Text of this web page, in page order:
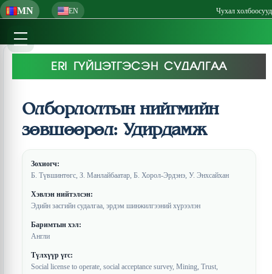
MN EN Чухал холбоосууд
ERI ГҮЙЦЭТГЭСЭН СУДАЛГАА
Олборлолтын нийгмийн
зөвшөөрөл: Удирдамж
Зохиогч:
Б. Түвшинтөгс, З. Манлайбаатар, Б. Хорол-Эрдэнэ, У. Энхсайхан
Хэвлэн нийтэлсэн:
Эдийн засгийн судалгаа, эрдэм шинжилгээний хүрээлэн
Баримтын хэл:
Англи
Түлхүүр үгс:
Social license to operate, social acceptance survey, Mining, Trust,